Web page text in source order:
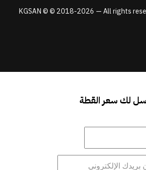
KGSAN © © 2018-2026 — All rights
لك سعر القطة